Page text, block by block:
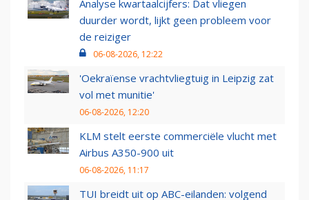
Analyse kwartaalcijfers: Dat vliegen
duurder wordt, lijkt geen probleem voor
de reiziger
06-08-2026, 12:22
'Oekraïense vrachtvliegtuig in Leipzig zat
vol met munitie'
06-08-2026, 12:20
KLM stelt eerste commerciële vlucht met
Airbus A350-900 uit
06-08-2026, 11:17
TUI breidt uit op ABC-eilanden: volgend